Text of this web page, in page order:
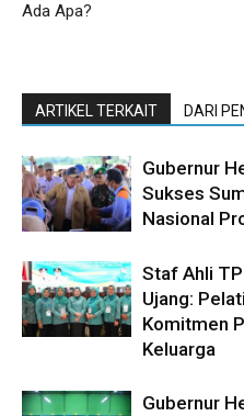
Ada Apa?
ARTIKEL TERKAIT DARI
Gubernur
Sukses
Nasional
Staf Ahli
Ujang:
Komitmen
Keluarga
Gubernur